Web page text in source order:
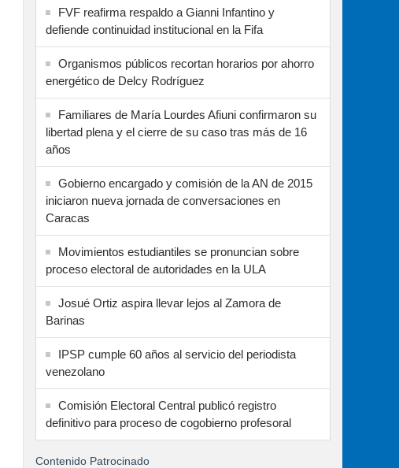
FVF reafirma respaldo a Gianni Infantino y
defiende continuidad institucional en la Fifa
Organismos públicos recortan horarios por ahorro
energético de Delcy Rodríguez
Familiares de María Lourdes Afiuni confirmaron su
libertad plena y el cierre de su caso tras más de 16
años
Gobierno encargado y comisión de la AN de 2015
iniciaron nueva jornada de conversaciones en
Caracas
Movimientos estudiantiles se pronuncian sobre
proceso electoral de autoridades en la ULA
Josué Ortiz aspira llevar lejos al Zamora de
Barinas
IPSP cumple 60 años al servicio del periodista
venezolano
Comisión Electoral Central publicó registro
definitivo para proceso de cogobierno profesoral
Contenido Patrocinado